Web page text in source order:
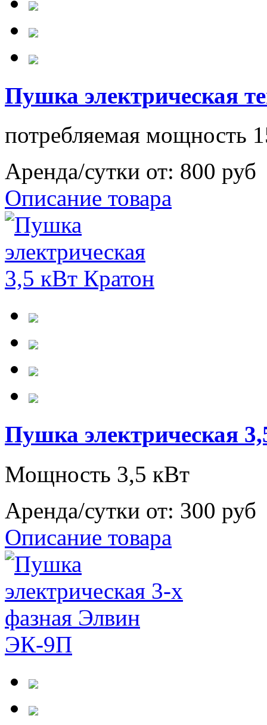
Пушка электрическая
потребляемая мощность
Аренда/сутки от: 800 руб
Описание товара
Пушка электрическая
Мощность 3,5 кВт
Аренда/сутки от: 300 руб
Описание товара